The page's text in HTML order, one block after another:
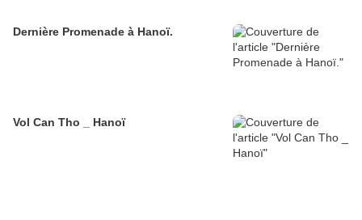
Dernière Promenade à Hanoï.
Vol Can Tho _ Hanoï